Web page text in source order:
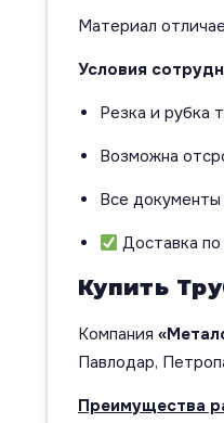
Материал
Условия
Резка и рубка
Возможна
Все документы
Доставка
Купить
Компания
Павлодар,
Преимущества